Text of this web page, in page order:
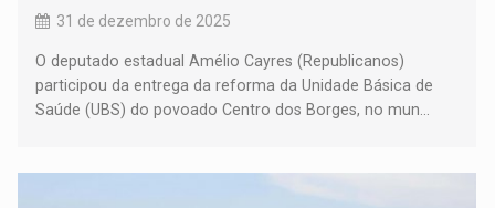
31 de dezembro de 2025
O deputado estadual Amélio Cayres (Republicanos)
participou da entrega da reforma da Unidade Básica de
Saúde (UBS) do povoado Centro dos Borges, no mun...